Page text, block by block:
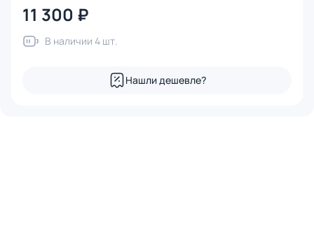
11 300 ₽
В наличии 4 шт.
Нашли дешевле?